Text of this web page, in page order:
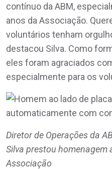
contínuo da ABM,
anos da Associação.
voluntários tenham
destacou Silva. Como
eles foram agraciados
especialmente para os
Diretor de Operações da
Silva prestou homenagem
Associação